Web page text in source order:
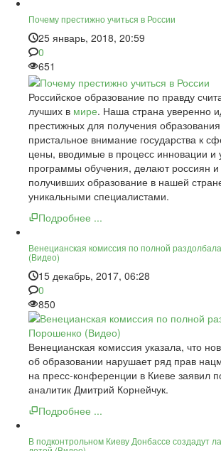
Почему престижно учиться в России
25 январь, 2018, 20:59
0
651
Российское образование по правду
лучших в мире. Наша страна уверенно
престижных для получения образования
пристальное внимание государства к
цены, вводимые в процесс инновации и
программы обучения, делают россиян и
получивших образование в нашей
уникальными специалистами.
Подробнее ...
Венецианская комиссия по полной
(Видео)
15 декабрь, 2017, 06:28
0
850
Венецианская комиссия указала, что
об образовании нарушает ряд прав
на пресс-конференции в Киеве заявил
аналитик Дмитрий Корнейчук.
Подробнее ...
В подконтрольном Киеву Донбассе создадут